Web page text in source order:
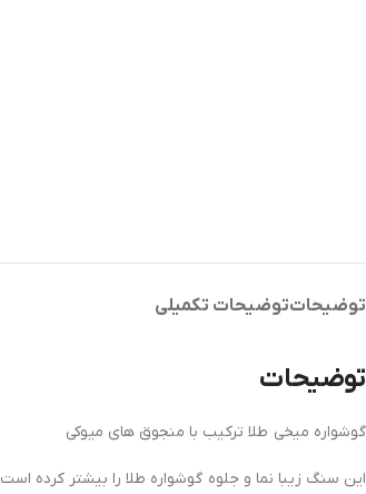
توضیحاتتوضیحات تکمیلی
توضیحات
گوشواره میخی طلا ترکیب با منجوق های میوکی
این سنگ زیبا نما و جلوه گوشواره طلا را بیشتر کرده است